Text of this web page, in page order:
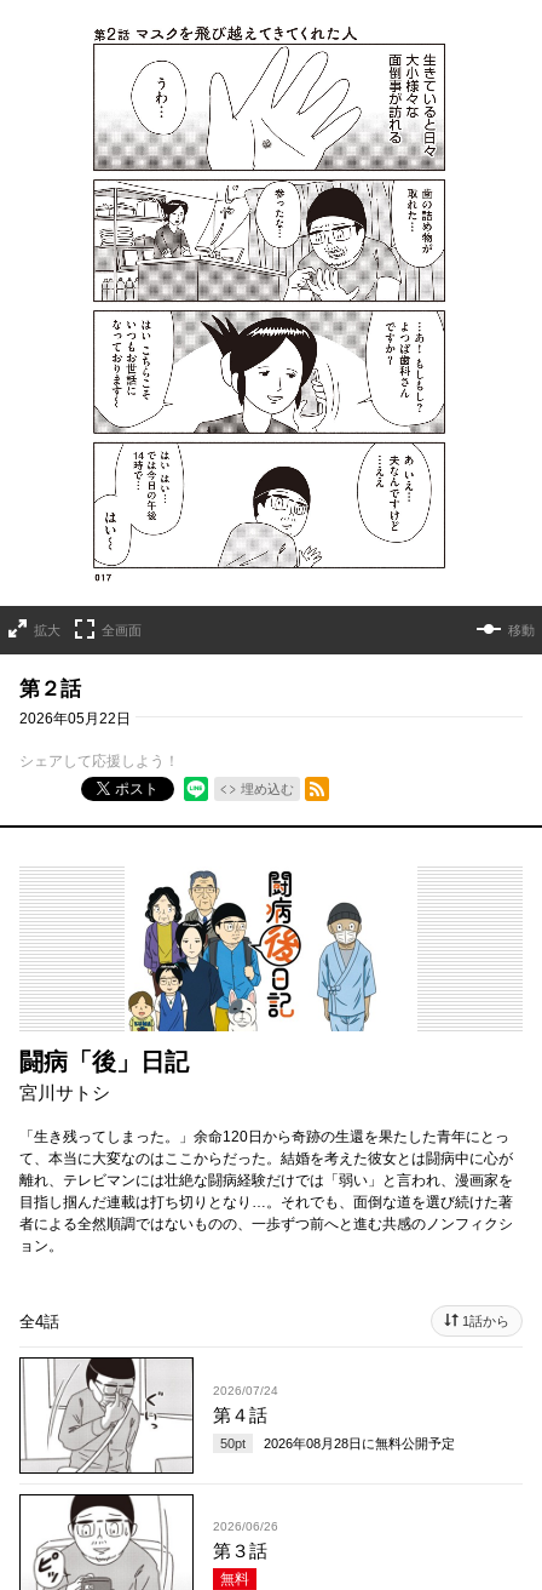
拡大 全画面 移動
第２話
2026年05月22日
シェアして応援しよう！
ポスト
埋め込む
RSSフィード
闘病「後」日記
宮川サトシ
「生き残ってしまった。」余命120日から奇跡の生還を果たした青年にとっ
て、本当に大変なのはここからだった。結婚を考えた彼女とは闘病中に心が
離れ、テレビマンには壮絶な闘病経験だけでは「弱い」と言われ、漫画家を
目指し掴んだ連載は打ち切りとなり…。それでも、面倒な道を選び続けた著
者による全然順調ではないものの、一歩ずつ前へと進む共感のノンフィクシ
ョン。
全4話 1話から
2026/07/24
第４話
50pt 2026年08月28日 に無料公開予定
2026/06/26
第３話
無料